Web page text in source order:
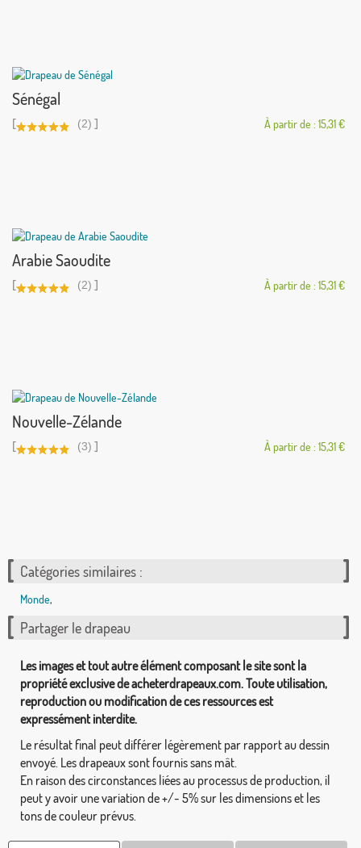
Sénégal
[ (2) ] À partir de : 15,31 €
Arabie Saoudite
[ (2) ] À partir de : 15,31 €
Nouvelle-Zélande
[ (3) ] À partir de : 15,31 €
Catégories similaires :
Monde,
Partager le drapeau
Les images et tout autre élément composant le site sont la
propriété exclusive de acheterdrapeaux.com. Toute utilisation,
reproduction ou modification de ces ressources est
expressément interdite.
Le résultat final peut différer légèrement par rapport au dessin
envoyé. Les drapeaux sont fournis sans mât.
En raison des circonstances liées au processus de production, il
peut y avoir une variation de +/- 5% sur les dimensions et les
tons de couleur prévus.